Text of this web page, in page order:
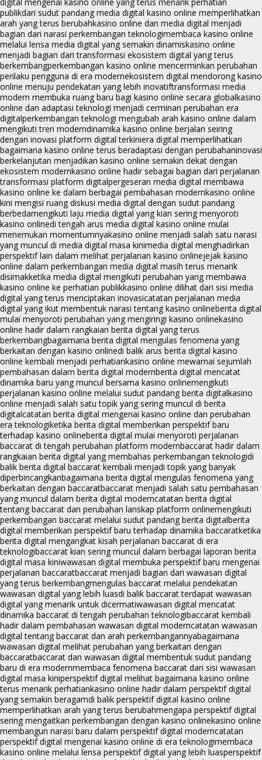
publikdari sudut pandang media digital kasino online memperlihatkan
arah yang terus berubahkasino online dan media digital menjadi
bagian dari narasi perkembangan teknologimembaca kasino online
melalui lensa media digital yang semakin dinamiskasino online
menjadi bagian dari transformasi ekosistem digital yang terus
berkembangperkembangan kasino online mencerminkan perubahan
perilaku pengguna di era modernekosistem digital mendorong kasino
online menuju pendekatan yang lebih inovatiftransformasi media
modern membuka ruang baru bagi kasino online secara globalkasino
online dan adaptasi teknologi menjadi cerminan perubahan era
digitalperkembangan teknologi mengubah arah kasino online dalam
mengikuti tren moderndinamika kasino online berjalan seiring
dengan inovasi platform digital terkiniera digital memperlihatkan
bagaimana kasino online terus beradaptasi dengan perubahaninovasi
berkelanjutan menjadikan kasino online semakin dekat dengan
ekosistem modernkasino online hadir sebagai bagian dari perjalanan
transformasi platform digitalpergeseran media digital membawa
kasino online ke dalam berbagai pembahasan modernkasino online
kini mengisi ruang diskusi media digital dengan sudut pandang
berbedamengikuti laju media digital yang kian sering menyoroti
kasino onlinedi tengah arus media digital kasino online mulai
menemukan momentumnyakasino online menjadi salah satu narasi
yang muncul di media digital masa kinimedia digital menghadirkan
perspektif lain dalam melihat perjalanan kasino onlinejejak kasino
online dalam perkembangan media digital masih terus menarik
disimakketika media digital mengikuti perubahan yang membawa
kasino online ke perhatian publikkasino online dilihat dari sisi media
digital yang terus menciptakan inovasicatatan perjalanan media
digital yang ikut membentuk narasi tentang kasino onlineberita digital
mulai menyoroti perubahan yang mengiringi kasino onlinekasino
online hadir dalam rangkaian berita digital yang terus
berkembangbagaimana berita digital mengulas fenomena yang
berkaitan dengan kasino onlinedi balik arus berita digital kasino
online kembali menjadi perhatiankasino online mewarnai sejumlah
pembahasan dalam berita digital modernberita digital mencatat
dinamika baru yang muncul bersama kasino onlinemengikuti
perjalanan kasino online melalui sudut pandang berita digitalkasino
online menjadi salah satu topik yang sering muncul di berita
digitalcatatan berita digital mengenai kasino online dan perubahan
era teknologiketika berita digital memberikan perspektif baru
terhadap kasino onlineberita digital mulai menyoroti perjalanan
baccarat di tengah perubahan platform modernbaccarat hadir dalam
rangkaian berita digital yang membahas perkembangan teknologidi
balik berita digital baccarat kembali menjadi topik yang banyak
diperbincangkanbagaimana berita digital mengulas fenomena yang
berkaitan dengan baccaratbaccarat menjadi salah satu pembahasan
yang muncul dalam berita digital moderncatatan berita digital
tentang baccarat dan perubahan lanskap platform onlinemengikuti
perkembangan baccarat melalui sudut pandang berita digitalberita
digital memberikan perspektif baru terhadap dinamika baccaratketika
berita digital mengangkat kisah perjalanan baccarat di era
teknologibaccarat kian sering muncul dalam berbagai laporan berita
digital masa kiniwawasan digital membuka perspektif baru mengenai
perjalanan baccaratbaccarat menjadi bagian dari wawasan digital
yang terus berkembangmengulas baccarat melalui pendekatan
wawasan digital yang lebih luasdi balik baccarat terdapat wawasan
digital yang menarik untuk dicermatiwawasan digital mencatat
dinamika baccarat di tengah perubahan teknologibaccarat kembali
hadir dalam pembahasan wawasan digital moderncatatan wawasan
digital tentang baccarat dan arah perkembangannyabagaimana
wawasan digital melihat perubahan yang berkaitan dengan
baccaratbaccarat dan wawasan digital membentuk sudut pandang
baru di era modernmembaca fenomena baccarat dari sisi wawasan
digital masa kiniperspektif digital melihat bagaimana kasino online
terus menarik perhatiankasino online hadir dalam perspektif digital
yang semakin beragamdi balik perspektif digital kasino online
memperlihatkan arah yang terus berubahmengapa perspektif digital
sering mengaitkan perkembangan dengan kasino onlinekasino online
membangun narasi baru dalam perspektif digital moderncatatan
perspektif digital mengenai kasino online di era teknologimembaca
kasino online melalui lensa perspektif digital yang lebih luasperspektif